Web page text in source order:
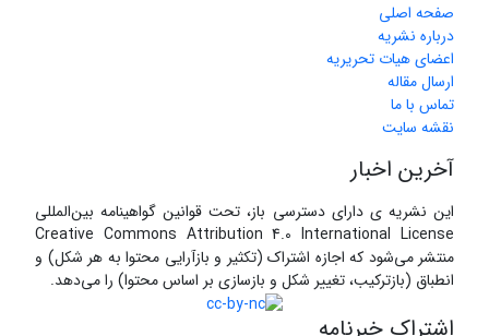
صفحه اصلی
درباره نشریه
اعضای هیات تحریریه
ارسال مقاله
تماس با ما
نقشه سایت
آخرین اخبار
این نشریه ی دارای دسترسی باز، تحت قوانین گواهینامه بین‌المللی
Creative Commons Attribution 4.0 International License
منتشر می‌شود که اجازه اشتراک (تکثیر و بازآرایی محتوا به هر شکل) و
انطباق (بازترکیب، تغییر شکل و بازسازی بر اساس محتوا) را می‌دهد.
اشتراک خبرنامه